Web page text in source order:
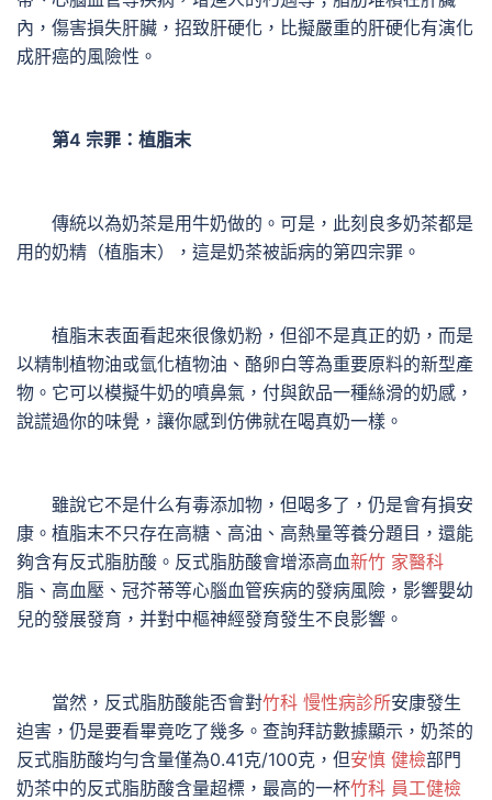
內，傷害損失肝臟，招致肝硬化，比擬嚴重的肝硬化有演化
成肝癌的風險性。
第4 宗罪：植脂末
傳統以為奶茶是用牛奶做的。可是，此刻良多奶茶都是
用的奶精（植脂末），這是奶茶被詬病的第四宗罪。
植脂末表面看起來很像奶粉，但卻不是真正的奶，而是
以精制植物油或氫化植物油、酪卵白等為重要原料的新型產
物。它可以模擬牛奶的噴鼻氣，付與飲品一種絲滑的奶感，
說謊過你的味覺，讓你感到仿佛就在喝真奶一樣。
雖說它不是什么有毒添加物，但喝多了，仍是會有損安
康。植脂末不只存在高糖、高油、高熱量等養分題目，還能
夠含有反式脂肪酸。反式脂肪酸會增添高血新竹 家醫科
脂、高血壓、冠芥蒂等心腦血管疾病的發病風險，影響嬰幼
兒的發展發育，并對中樞神經發育發生不良影響。
當然，反式脂肪酸能否會對竹科 慢性病診所安康發生
迫害，仍是要看畢竟吃了幾多。查詢拜訪數據顯示，奶茶的
反式脂肪酸均勻含量僅為0.41克/100克，但安慎 健檢部門
奶茶中的反式脂肪酸含量超標，最高的一杯竹科 員工健檢